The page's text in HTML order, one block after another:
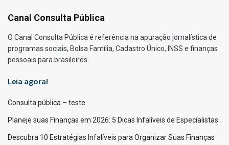
Canal Consulta Pública
O Canal Consulta Pública é referência na apuração jornalística de
programas sociais, Bolsa Família, Cadastro Único, INSS e finanças
pessoais para brasileiros.
Leia agora!
Consulta pública – teste
Planeje suas Finanças em 2026: 5 Dicas Infalíveis de Especialistas
Descubra 10 Estratégias Infalíveis para Organizar Suas Finanças